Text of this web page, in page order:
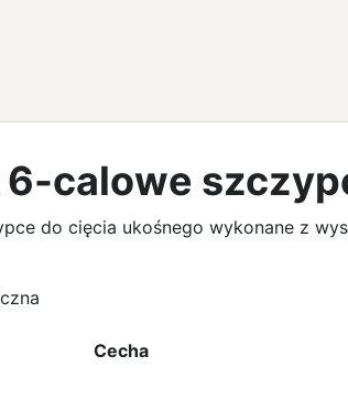
6-calowe
do cięcia ukośnego wykonane z
Cecha